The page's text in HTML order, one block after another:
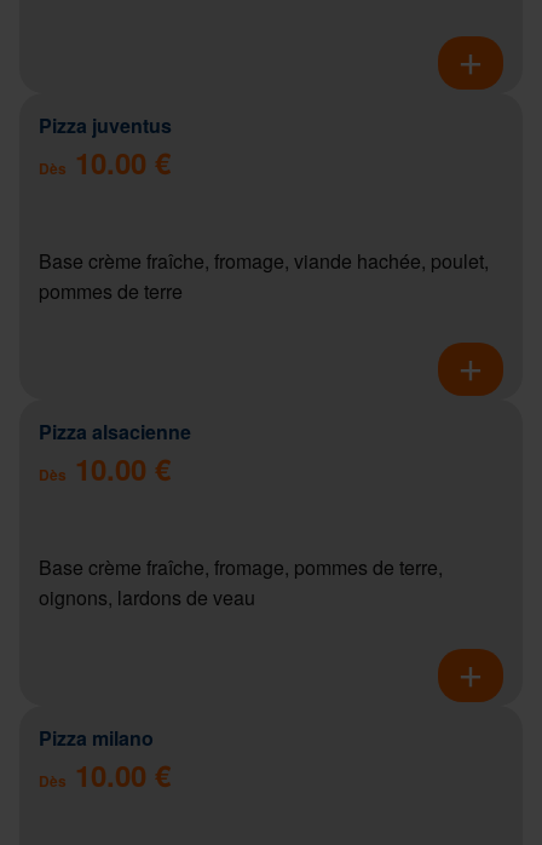
Pizza juventus
Dès 10.00 €
Base crème fraîche, fromage, viande hachée, poulet,
pommes de terre
Pizza alsacienne
Dès 10.00 €
Base crème fraîche, fromage, pommes de terre,
oignons, lardons de veau
Pizza milano
Dès 10.00 €